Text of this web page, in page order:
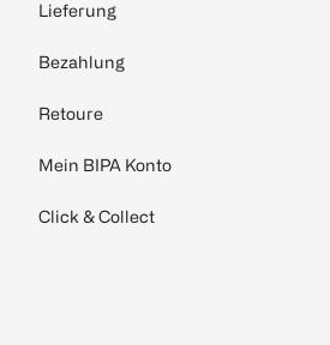
Lieferung
Bezahlung
Retoure
Mein BIPA Konto
Click & Collect